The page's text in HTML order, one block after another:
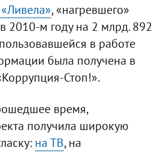
, «нагревшего»
2010-м году на 2 млрд. 892
в работе
была получена в
Стоп!».
время,
получила широкую
на ТВ, на